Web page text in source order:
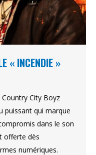
« INCENDIE »
City Boyz
puissant qui marque
dans le son
offerte dès
numériques.